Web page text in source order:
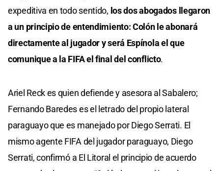
expeditiva en todo sentido, los dos abogados llegaron
a un principio de entendimiento: Colón le abonará
directamente al jugador y será Espínola el que
comunique a la FIFA el final del conflicto.
Ariel Reck es quien defiende y asesora al Sabalero;
Fernando Baredes es el letrado del propio lateral
paraguayo que es manejado por Diego Serrati. El
mismo agente FIFA del jugador paraguayo, Diego
Serrati, confirmó a El Litoral el principio de acuerdo